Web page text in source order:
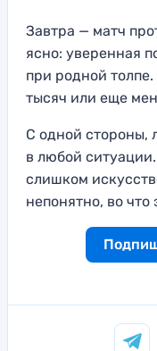
Завтра — матч
ясно: уверенная
при родной
тысяч или еще
С одной стороны,
в любой
слишком
непонятно, во